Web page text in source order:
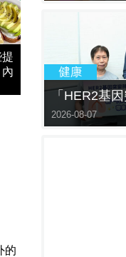
的
2026-08-07